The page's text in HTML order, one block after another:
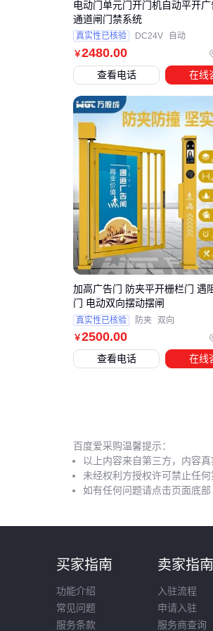
￥2480.00
电动门单元门开门机自动平开
通道闸门禁系统
真实性已核验 DC24V 自动
查看电话 在线
￥2500.00
加高广告门 防夹平开栅栏门 遇
门 电动双向摆动摆闸
真实性已核验 防夹 双向
查看电话 在线
百度爱采购温馨提示：
以上内容来自第三方，内容
未经权利方授权许可禁止任
如有任何问题请点击页面底
买家指南
功能介绍
常见问题
服务条款
卖家指南
入驻流程
申请入驻
服务商查询